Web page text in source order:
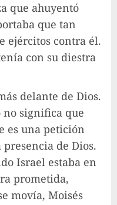
que ahuyentó
que tan
ejércitos contra él.
con su diestra
delante de Dios.
no significa que
es una petición
de Dios.
Israel estaba en
prometida,
movía, Moisés